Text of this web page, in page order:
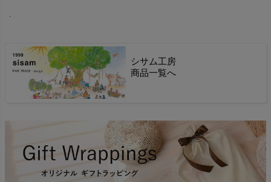
.
シサム工房
商品一覧へ